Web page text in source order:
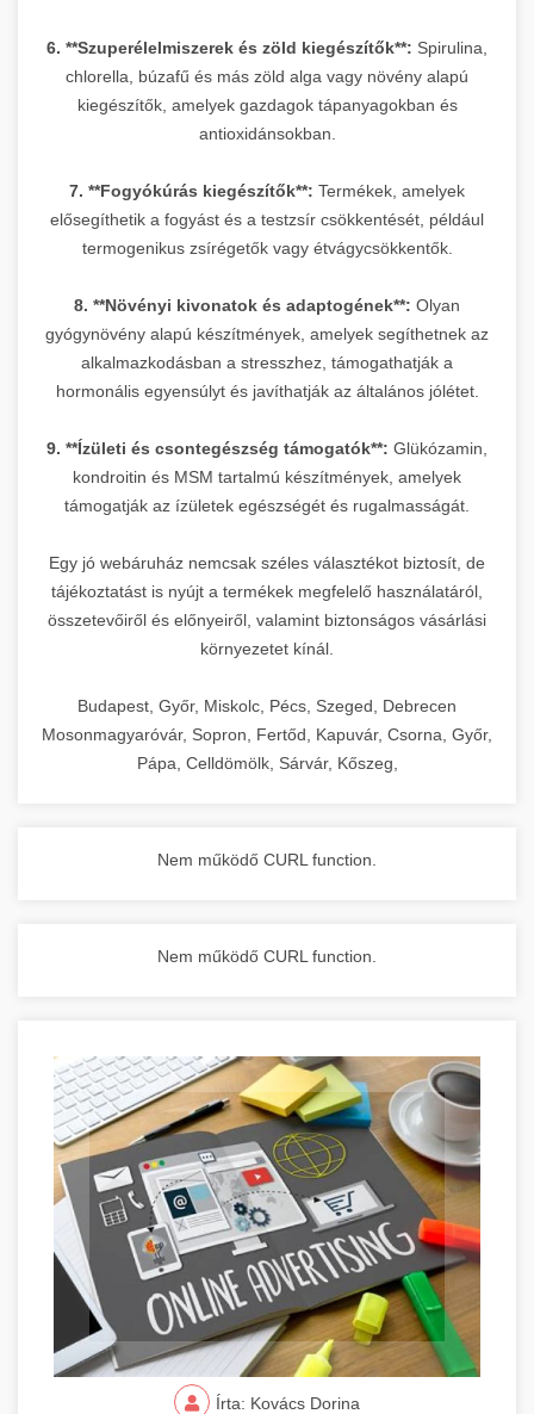
6. **Szuperélelmiszerek és zöld kiegészítők**: Spirulina,
chlorella, búzafű és más zöld alga vagy növény alapú
kiegészítők, amelyek gazdagok tápanyagokban és
antioxidánsokban.
7. **Fogyókúrás kiegészítők**: Termékek, amelyek
elősegíthetik a fogyást és a testzsír csökkentését, például
termogenikus zsírégetők vagy étvágycsökkentők.
8. **Növényi kivonatok és adaptogének**: Olyan
gyógynövény alapú készítmények, amelyek segíthetnek az
alkalmazkodásban a stresszhez, támogathatják a
hormonális egyensúlyt és javíthatják az általános jólétet.
9. **Ízületi és csontegészség támogatók**: Glükózamin,
kondroitin és MSM tartalmú készítmények, amelyek
támogatják az ízületek egészségét és rugalmasságát.
Egy jó webáruház nemcsak széles választékot biztosít, de
tájékoztatást is nyújt a termékek megfelelő használatáról,
összetevőiről és előnyeiről, valamint biztonságos vásárlási
környezetet kínál.
Budapest, Győr, Miskolc, Pécs, Szeged, Debrecen
Mosonmagyaróvár, Sopron, Fertőd, Kapuvár, Csorna, Győr,
Pápa, Celldömölk, Sárvár, Kőszeg,
Nem működő CURL function.
Nem működő CURL function.
Írta: Kovács Dorina